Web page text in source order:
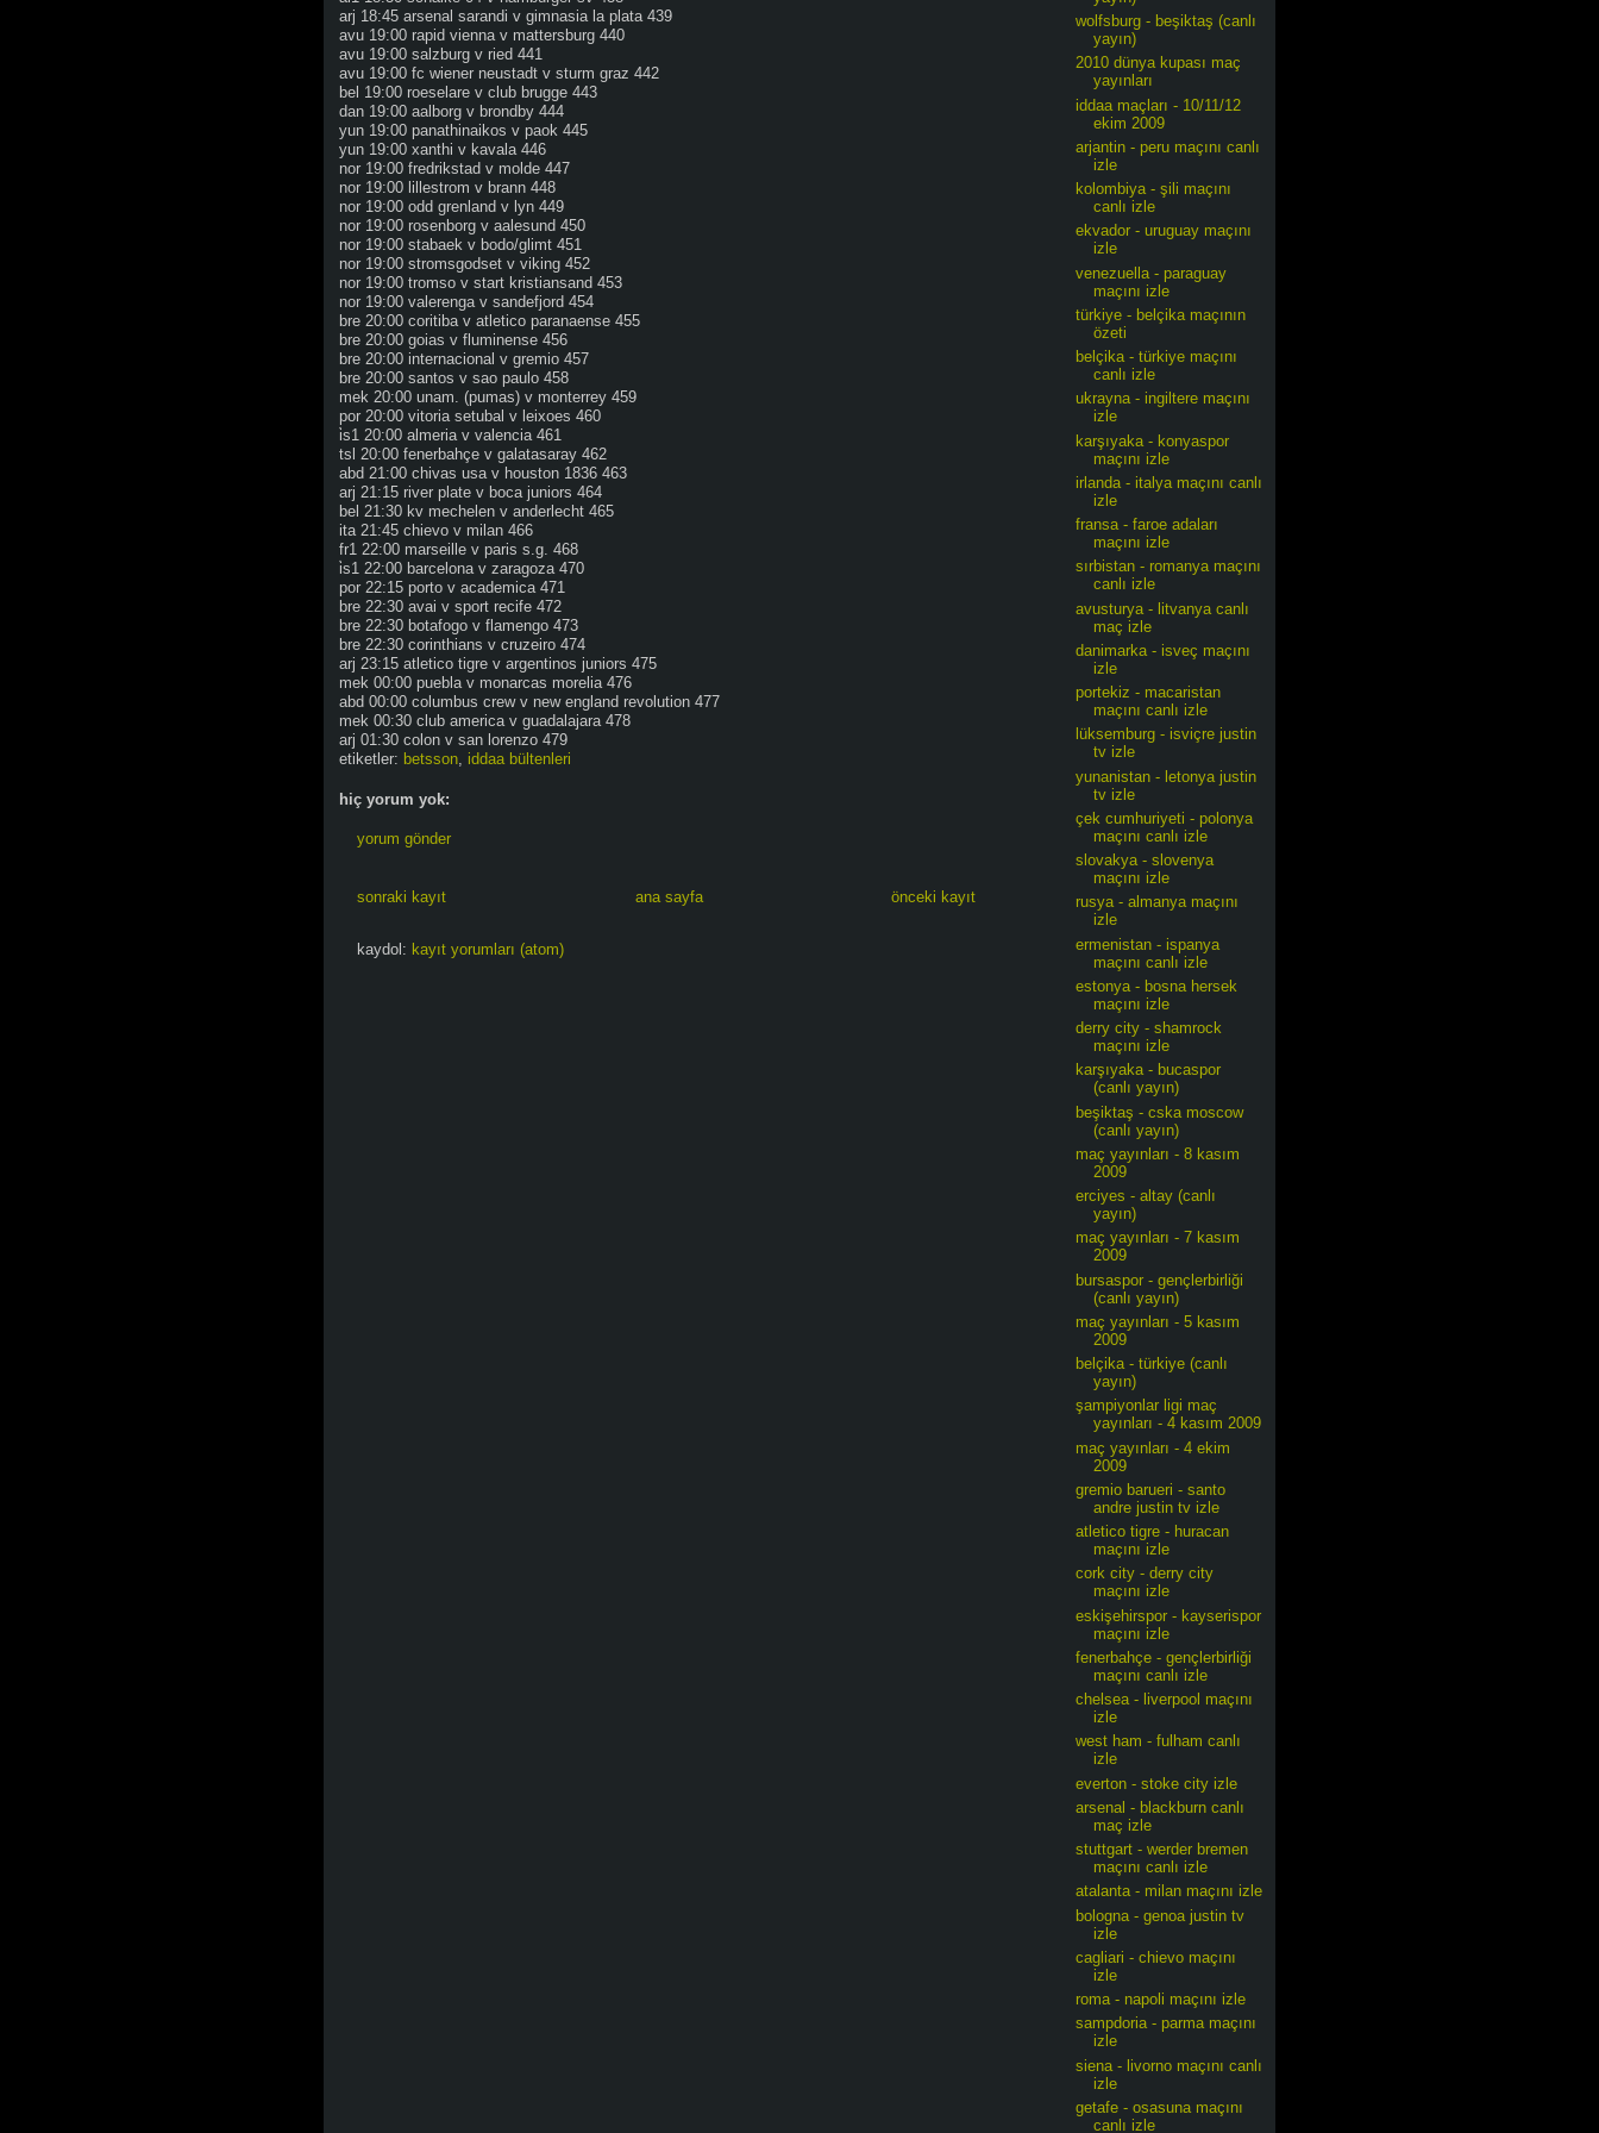
arj 18:45 arsenal sarandi v gimnasia la plata 439
avu 19:00 rapid vienna v mattersburg 440
avu 19:00 salzburg v ried 441
avu 19:00 fc wiener neustadt v sturm graz 442
bel 19:00 roeselare v club brugge 443
dan 19:00 aalborg v brondby 444
yun 19:00 panathinaikos v paok 445
yun 19:00 xanthi v kavala 446
nor 19:00 fredrikstad v molde 447
nor 19:00 lillestrom v brann 448
nor 19:00 odd grenland v lyn 449
nor 19:00 rosenborg v aalesund 450
nor 19:00 stabaek v bodo/glimt 451
nor 19:00 stromsgodset v viking 452
nor 19:00 tromso v start kristiansand 453
nor 19:00 valerenga v sandefjord 454
bre 20:00 coritiba v atletico paranaense 455
bre 20:00 goias v fluminense 456
bre 20:00 internacional v gremio 457
bre 20:00 santos v sao paulo 458
mek 20:00 unam. (pumas) v monterrey 459
por 20:00 vitoria setubal v leixoes 460
i̇s1 20:00 almeria v valencia 461
tsl 20:00 fenerbahçe v galatasaray 462
abd 21:00 chivas usa v houston 1836 463
arj 21:15 river plate v boca juniors 464
bel 21:30 kv mechelen v anderlecht 465
ita 21:45 chievo v milan 466
fr1 22:00 marseille v paris s.g. 468
i̇s1 22:00 barcelona v zaragoza 470
por 22:15 porto v academica 471
bre 22:30 avai v sport recife 472
bre 22:30 botafogo v flamengo 473
bre 22:30 corinthians v cruzeiro 474
arj 23:15 atletico tigre v argentinos juniors 475
mek 00:00 puebla v monarcas morelia 476
abd 00:00 columbus crew v new england revolution 477
mek 00:30 club america v guadalajara 478
arj 01:30 colon v san lorenzo 479
etiketler: betsson, iddaa bültenleri
hiç yorum yok:
yorum gönder
sonraki kayıt önceki kayıt
ana sayfa
kaydol: kayıt yorumları (atom)
wolfsburg - beşiktaş (canlı
yayın)
2010 dünya kupası maç
yayınları
iddaa maçları - 10/11/12
ekim 2009
arjantin - peru maçını canlı
izle
kolombiya - şili maçını
canlı izle
ekvador - uruguay maçını
izle
venezuella - paraguay
maçını izle
türkiye - belçika maçının
özeti
belçika - türkiye maçını
canlı izle
ukrayna - ingiltere maçını
izle
karşıyaka - konyaspor
maçını izle
irlanda - italya maçını canlı
izle
fransa - faroe adaları
maçını izle
sırbistan - romanya maçını
canlı izle
avusturya - litvanya canlı
maç izle
danimarka - isveç maçını
izle
portekiz - macaristan
maçını canlı izle
lüksemburg - isviçre justin
tv izle
yunanistan - letonya justin
tv izle
çek cumhuriyeti - polonya
maçını canlı izle
slovakya - slovenya
maçını izle
rusya - almanya maçını
izle
ermenistan - ispanya
maçını canlı izle
estonya - bosna hersek
maçını izle
derry city - shamrock
maçını izle
karşıyaka - bucaspor
(canlı yayın)
beşiktaş - cska moscow
(canlı yayın)
maç yayınları - 8 kasım
2009
erciyes - altay (canlı
yayın)
maç yayınları - 7 kasım
2009
bursaspor - gençlerbirliği
(canlı yayın)
maç yayınları - 5 kasım
2009
belçika - türkiye (canlı
yayın)
şampiyonlar ligi maç
yayınları - 4 kasım 2009
maç yayınları - 4 ekim
2009
gremio barueri - santo
andre justin tv izle
atletico tigre - huracan
maçını izle
cork city - derry city
maçını izle
eskişehirspor - kayserispor
maçını izle
fenerbahçe - gençlerbirliği
maçını canlı izle
chelsea - liverpool maçını
izle
west ham - fulham canlı
izle
everton - stoke city izle
arsenal - blackburn canlı
maç izle
stuttgart - werder bremen
maçını canlı izle
atalanta - milan maçını izle
bologna - genoa justin tv
izle
cagliari - chievo maçını
izle
roma - napoli maçını izle
sampdoria - parma maçını
izle
siena - livorno maçını canlı
izle
getafe - osasuna maçını
canlı izle